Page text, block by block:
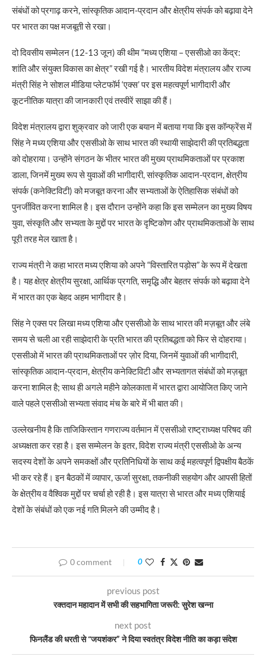
संबंधों को प्रगाढ़ करने, सांस्कृतिक आदान-प्रदान और क्षेत्रीय संपर्क को बढ़ावा देने
पर भारत का पक्ष मजबूती से रखा।
दो दिवसीय सम्मेलन (12-13 जून) की थीम “मध्य एशिया – एससीओ का केंद्र:
शांति और संयुक्त विकास का क्षेत्र” रखी गई है। भारतीय विदेश मंत्रालय और राज्य
मंत्री सिंह ने सोशल मीडिया प्लेटफॉर्म ‘एक्स’ पर इस महत्वपूर्ण भागीदारी और
कूटनीतिक यात्रा की जानकारी एवं तस्वीरें साझा की हैं।
विदेश मंत्रालय द्वारा शुक्रवार को जारी एक बयान में बताया गया कि इस कॉन्फ्रेंस में
सिंह ने मध्य एशिया और एससीओ के साथ भारत की स्थायी साझेदारी की प्रतिबद्धता
को दोहराया। उन्होंने संगठन के भीतर भारत की मुख्य प्राथमिकताओं पर प्रकाश
डाला, जिनमें मुख्य रूप से युवाओं की भागीदारी, सांस्कृतिक आदान-प्रदान, क्षेत्रीय
संपर्क (कनेक्टिविटी) को मजबूत करना और सभ्यताओं के ऐतिहासिक संबंधों को
पुनर्जीवित करना शामिल है। इस दौरान उन्होंने कहा कि इस सम्मेलन का मुख्य विषय
युवा, संस्कृति और सभ्यता के मुद्दों पर भारत के दृष्टिकोण और प्राथमिकताओं के साथ
पूरी तरह मेल खाता है।
राज्य मंत्री ने कहा भारत मध्य एशिया को अपने “विस्तारित पड़ोस” के रूप में देखता
है। यह क्षेत्र क्षेत्रीय सुरक्षा, आर्थिक प्रगति, समृद्धि और बेहतर संपर्क को बढ़ावा देने
में भारत का एक बेहद अहम भागीदार है।
सिंह ने एक्स पर लिखा मध्य एशिया और एससीओ के साथ भारत की मज़बूत और लंबे
समय से चली आ रही साझेदारी के प्रति भारत की प्रतिबद्धता को फिर से दोहराया।
एससीओ में भारत की प्राथमिकताओं पर ज़ोर दिया, जिनमें युवाओं की भागीदारी,
सांस्कृतिक आदान-प्रदान, क्षेत्रीय कनेक्टिविटी और सभ्यतागत संबंधों को मज़बूत
करना शामिल है; साथ ही अगले महीने कोलकाता में भारत द्वारा आयोजित किए जाने
वाले पहले एससीओ सभ्यता संवाद मंच के बारे में भी बात की।
उल्लेखनीय है कि ताजिकिस्तान गणराज्य वर्तमान में एससीओ राष्ट्राध्यक्ष परिषद की
अध्यक्षता कर रहा है। इस सम्मेलन के इतर, विदेश राज्य मंत्री एससीओ के अन्य
सदस्य देशों के अपने समकक्षों और प्रतिनिधियों के साथ कई महत्वपूर्ण द्विपक्षीय बैठकें
भी कर रहे हैं। इन बैठकों में व्यापार, ऊर्जा सुरक्षा, तकनीकी सहयोग और आपसी हितों
के क्षेत्रीय व वैश्विक मुद्दों पर चर्चा हो रही है। इस यात्रा से भारत और मध्य एशियाई
देशों के संबंधों को एक नई गति मिलने की उम्मीद है।
0 comment 0
previous post
रक्तदान महादान में सभी की सहभागिता जरूरी: सुरेश खन्ना
next post
फिनलैंड की धरती से “जयशंकर” ने दिया स्वतंत्र विदेश नीति का कड़ा संदेश